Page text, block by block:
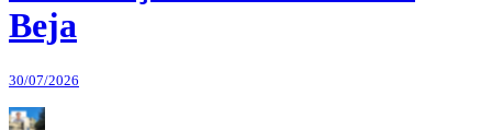
Beja
30/07/2026